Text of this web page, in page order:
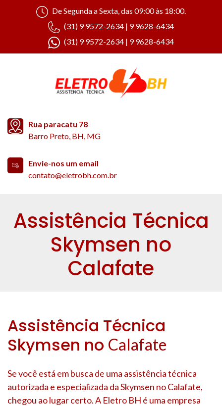
De Segunda a Sexta, das 09:00 às 18:00.
(31) 9 9572-2634 | 9 9628-6434
(31) 9 9572-2634 | 9 9628-6434
Rua paracatu 78
Barro Preto, BH, MG
Envie-nos um email
contato@eletrobh.com.br
Assistência Técnica
Skymsen no
Calafate
Assistência Técnica
Skymsen no Calafate
Se você está em busca de uma assistência técnica
autorizada e especializada da Skymsen noCalafate,
chegou ao lugar certo. A Eletro BH é uma empresa